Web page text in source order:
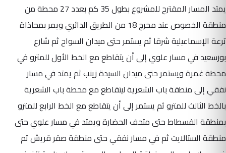
يمتد المسار المقترح للمشروع بطول 35 كم بعدد 27 محطة من
منطقة الخصوص عند مخرج 18 من الطريق الدائري ويمر بمحاذاة
ترعة الإسماعيلية شرقا ثم يستمر حتى ميدان السواح ثم شارع
بورسعيد في مسار علوي إلى أن يتقاطع مع الخط الأول للمترو في
محطة غمرة ويستمر حتى ميدان السيدة زينب ثم يمتد في مسار
نفقي إلى منطقة باب الشعرية ليتقاطع مع محطة باب الشعرية
بالخط الثالث للمترو ثم يستمر إلى أن يتقاطع مع الخط الرابع للمترو
بمنطقة الفسطاط حتى متحف الحضارة ويمتد في مسار علوي حتى
منطقة الستالايت ثم في مسار نفقي حتى منطقة صقر قريش تم